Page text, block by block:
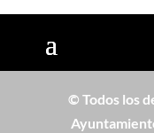
© Todos los